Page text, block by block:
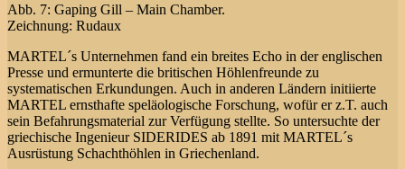
Abb. 7: Gaping Gill – Main Chamber.
Zeichnung: Rudaux
MARTEL´s Unternehmen fand ein breites Echo in der englischen
Presse und ermunterte die britischen Höhlenfreunde zu
systematischen Erkundungen. Auch in anderen Ländern initiierte
MARTEL ernsthafte speläologische Forschung, wofür er z.T. auch
sein Befahrungsmaterial zur Verfügung stellte. So untersuchte der
griechische Ingenieur SIDERIDES ab 1891 mit MARTEL´s
Ausrüstung Schachthöhlen in Griechenland.